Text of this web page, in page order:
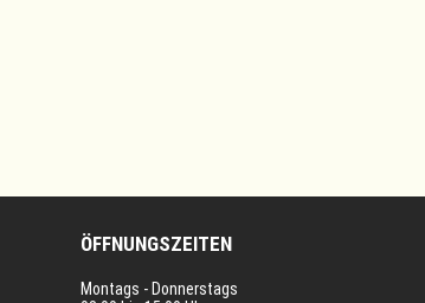
ÖFFNUNGSZEITEN
Montags - Donnerstags